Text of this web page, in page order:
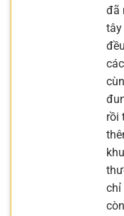
đã
tây
rồi
chỉ